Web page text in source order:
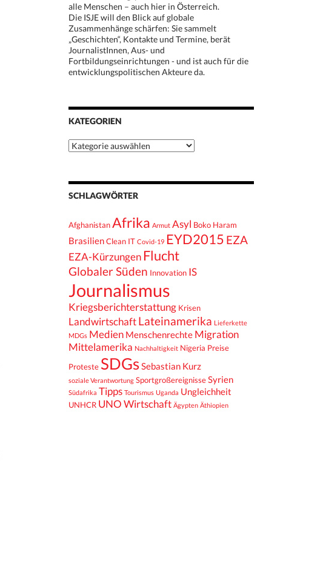
alle Menschen – auch hier in Österreich.
Die ISJE will den Blick auf globale
Zusammenhänge schärfen: Sie sammelt
„Geschichten“, Kontakte und Termine, berät
JournalistInnen, Aus- und
Fortbildungseinrichtungen - und ist auch für die
entwicklungspolitischen Akteure da.
KATEGORIEN
Kategorien
SCHLAGWÖRTER
AfghanistanAfrika Armut Asyl Boko Haram
BrasilienClean IT Covid-19 EYD2015 EZA
EZA-Kürzungen Flucht
Globaler Süden Innovation IS
Journalismus
Kriegsberichterstattung Krisen
Landwirtschaft Lateinamerika Lieferkette
MDGs Medien Menschenrechte Migration
Mittelamerika Nachhaltigkeit Nigeria Preise
Proteste SDGsSebastian Kurz
soziale Verantwortung SportgroßereignisseSyrien
Südafrika Tipps Tourismus Uganda Ungleichheit
UNHCR UNO Wirtschaft Ägypten Äthiopien